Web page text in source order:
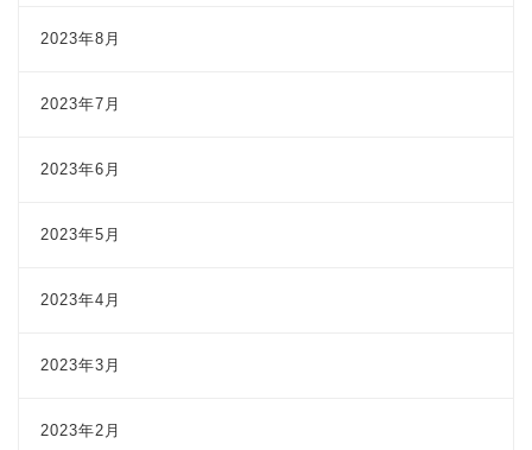
2023年8月
2023年7月
2023年6月
2023年5月
2023年4月
2023年3月
2023年2月